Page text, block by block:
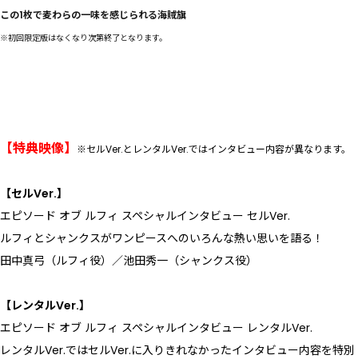
この1枚で麦わらの一味を感じられる海賊旗
※初回限定版はなくなり次第終了となります。
【特典映像】 ※セルVer.とレンタルVer.ではインタビュー内容が異なります。
【セルVer.】
エピソード オブ ルフィ スペシャルインタビュー セルVer.
ルフィとシャンクスがワンピースへのいろんな熱い思いを語る！
田中真弓（ルフィ役）／池田秀一（シャンクス役）
【レンタルVer.】
エピソード オブ ルフィ スペシャルインタビュー レンタルVer.
レンタルVer.ではセルVer.に入りきれなかったインタビュー内容を特別